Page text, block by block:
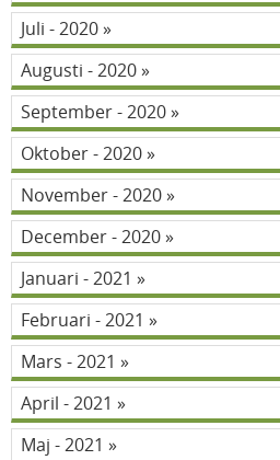
Juli - 2020
Augusti - 2020
September - 2020
Oktober - 2020
November - 2020
December - 2020
Januari - 2021
Februari - 2021
Mars - 2021
April - 2021
Maj - 2021